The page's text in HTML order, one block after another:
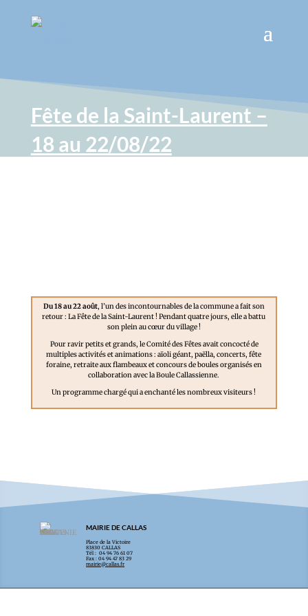
Fête de la Saint-Laurent –
18 au 22/08/22
Du 18 au 22 août, l’un des incontournables de la commune a fait son
retour : La Fête de la Saint-Laurent ! Pendant quatre jours, elle a battu
son plein au cœur du village !
Pour ravir petits et grands, le Comité des Fêtes avait concocté de
multiples activités et animations : aïoli géant, paëlla, concerts, fête
foraine, retraite aux flambeaux et concours de boules organisés en
collaboration avec la Boule Callassienne.
Un programme chargé qui a enchanté les nombreux visiteurs !
MAIRIE DE CALLAS
Place de la Victoire
83830 CALLAS
Tél : 04 94 76 61 07
Fax : 04 94 47 83 29
mairie@callas.fr